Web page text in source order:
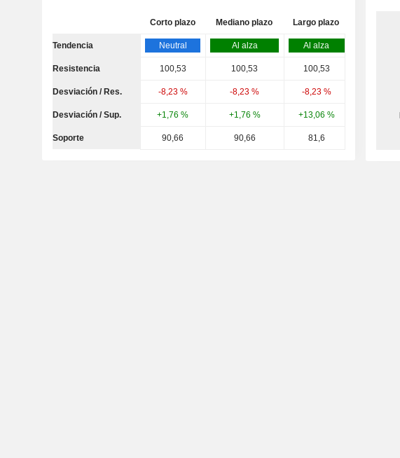
Corto plazo Mediano plazo Largo plazo
Tendencia Neutral Al alza Al alza
Resistencia 100,53 100,53 100,53
Desviación / Res. -8,23 % -8,23 % -8,23 %
Desviación / Sup. +1,76 % +1,76 % +13,06 %
Soporte 90,66 90,66 81,6